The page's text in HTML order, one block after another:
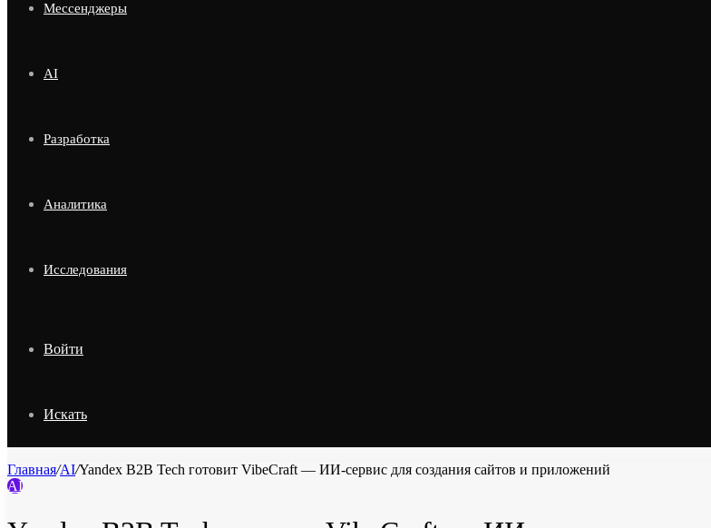
Мессенджеры
AI
Разработка
Аналитика
Исследования
Войти
Искать
Главная/AI/Yandex B2B Tech готовит VibeCraft — ИИ-сервис для создания сайтов и приложений
AI